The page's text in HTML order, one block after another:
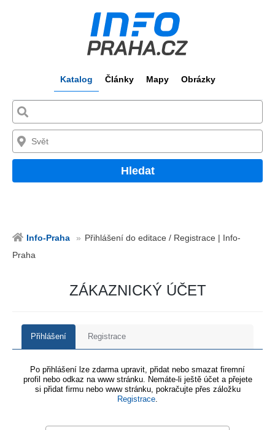
Katalog Články Mapy Obrázky
Hledat
Info-Praha
Přihlášení do editace / Registrace | Info-
Praha
ZÁKAZNICKÝ ÚČET
Přihlášení Registrace
Po přihlášení lze zdarma upravit, přidat nebo smazat firemní
profil nebo odkaz na www stránku. Nemáte-li ještě účet a přejete
si přidat firmu nebo www stránku, pokračujte přes záložku
Registrace.